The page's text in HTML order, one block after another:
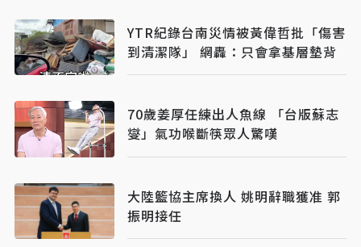
YTR紀錄台南災情被黃偉哲批「傷害
到清潔隊」 網轟：只會拿基層墊背
70歲姜厚任練出人魚線 「台版蘇志
燮」氣功喉斷筷眾人驚嘆
大陸籃協主席換人 姚明辭職獲准 郭
振明接任